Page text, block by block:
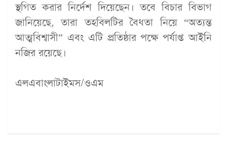
স্থগিত করার নির্দেশ দিয়েছেন। তবে বিচার বিভাগ
জানিয়েছে, তারা তহবিলটির বৈধতা নিয়ে “অত্যন্ত
আত্মবিশ্বাসী” এবং এটি প্রতিষ্ঠার পক্ষে পর্যাপ্ত আইনি
নজির রয়েছে।
এলএবাংলাটাইমস/ওএম